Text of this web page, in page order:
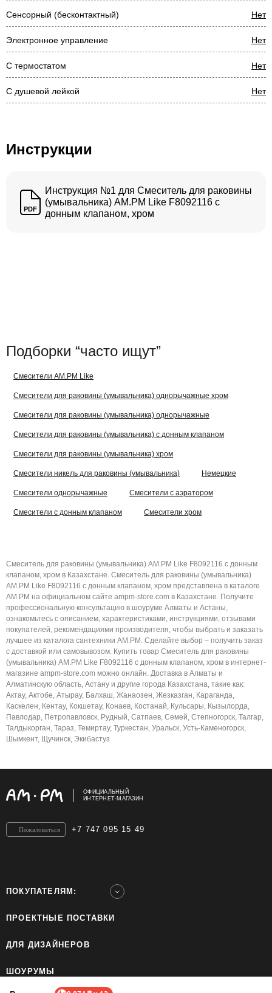
Сенсорный (бесконтактный) Нет
Электронное управление Нет
С термостатом Нет
С душевой лейкой Нет
Инструкции
PDF
Инструкция №1 для Смеситель для раковины
(умывальника) AM.PM Like F8092116 с
донным клапаном, хром
Подборки “часто ищут”
Смесители AM.PM Like
Смесители для раковины (умывальника) однорычажные хром
Смесители для раковины (умывальника) однорычажные
Смесители для раковины (умывальника) с донным клапаном
Смесители для раковины (умывальника) хром
Смесители никель для раковины (умывальника) Немецкие
Смесители однорычажные Смесители с аэратором
Смесители с донным клапаном Смесители хром
Смеситель для раковины (умывальника) AM.PM Like F8092116 с донным
клапаном, хром в Казахстане. Смеситель для раковины (умывальника)
AM.PM Like F8092116 с донным клапаном, хром представлена в каталоге
AM.PM на официальном сайте ampm-store.com в Казахстане. Получите
профессиональную консультацию в шоуруме Алматы и Астаны,
ознакомьтесь с описанием, характеристиками, инструкциями, отзывами
покупателей, рекомендациями производителя, чтобы выбрать и заказать
лучшее из каталога сантехники AM.PM. Сделайте выбор – получить заказ
с доставкой или самовывозом. Купить товар Смеситель для раковины
(умывальника) AM.PM Like F8092116 с донным клапаном, хром в интернет-
магазине ampm-store.com можно онлайн. Доставка в Алматы и
Алматинскую область, Астану и другие города Казахстана, такие как:
Актау, Актобе, Атырау, Балхаш, Жанаозен, Жезказган, Караганда,
Каскелен, Кентау, Кокшетау, Конаев, Костанай, Кульсары, Кызылорда,
Павлодар, Петропавловск, Рудный, Сатпаев, Семей, Степногорск, Талгар,
Талдыкорган, Тараз, Темиртау, Туркестан, Уральск, Усть-Каменогорск,
Шымкент, Щучинск, Экибастуз
ОФИЦИАЛЬНЫЙ
ИНТЕРНЕТ-МАГАЗИН
+7 747 095 15 49
Пожаловаться
ПОКУПАТЕЛЯМ:
ПРОЕКТНЫЕ ПОСТАВКИ
ДЛЯ ДИЗАЙНЕРОВ
ШОУРУМЫ